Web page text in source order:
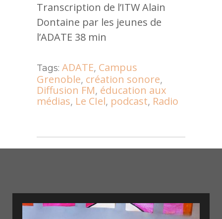
Transcription de l’ITW Alain
Dontaine par les jeunes de
l’ADATE 38 min
Tags: ADATE, Campus
Grenoble, création sonore,
Diffusion FM, éducation aux
médias, Le CIel, podcast, Radio